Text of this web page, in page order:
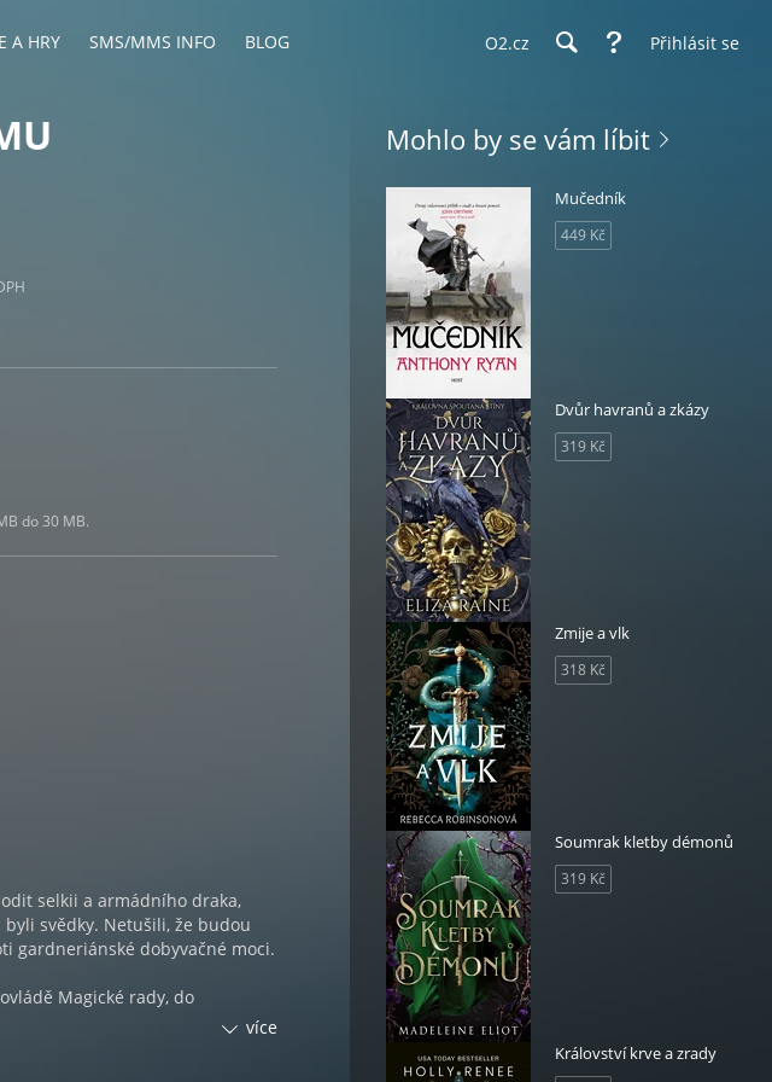
A HRY SMS/MMS INFO BLOG O2.cz Přihlásit se
do 30 MB.
selkii a armádního draka,
svědky. Netušili, že budou
gardneriánské dobyvačné moci.
Magické rady, do
pod velením Lukase Greye, více
Mohlo by se vám líbit
Mučedník
449 Kč
Dvůr havranů a zkázy
319 Kč
Zmije a vlk
318 Kč
Soumrak kletby démonů
319 Kč
Království krve a zrady